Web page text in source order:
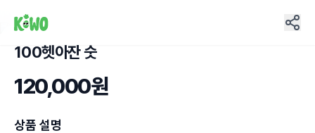
100헷아잔 숫
120,000원
상품 설명